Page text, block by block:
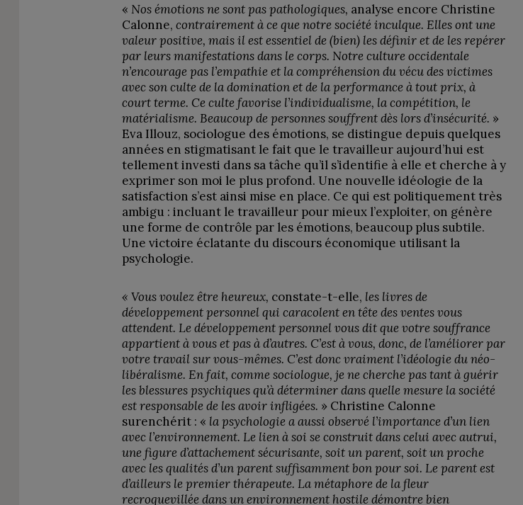
« Nos émotions ne sont pas pathologiques, analyse encore Christine
Calonne, contrairement à ce que notre société inculque. Elles ont une
valeur positive, mais il est essentiel de (bien) les définir et de les repérer
par leurs manifestations dans le corps. Notre culture occidentale
n’encourage pas l’empathie et la compréhension du vécu des victimes
avec son culte de la domination et de la performance à tout prix, à
court terme. Ce culte favorise l’individualisme, la compétition, le
matérialisme. Beaucoup de personnes souffrent dès lors d’insécurité. »
Eva Illouz, sociologue des émotions, se distingue depuis quelques
années en stigmatisant le fait que le travailleur aujourd’hui est
tellement investi dans sa tâche qu’il s’identifie à elle et cherche à y
exprimer son moi le plus profond. Une nouvelle idéologie de la
satisfaction s’est ainsi mise en place. Ce qui est politiquement très
ambigu : incluant le travailleur pour mieux l’exploiter, on génère
une forme de contrôle par les émotions, beaucoup plus subtile.
Une victoire éclatante du discours économique utilisant la
psychologie.
« Vous voulez être heureux, constate-t-elle, les livres de
développement personnel qui caracolent en tête des ventes vous
attendent. Le développement personnel vous dit que votre souffrance
appartient à vous et pas à d’autres. C’est à vous, donc, de l’améliorer par
votre travail sur vous-mêmes. C’est donc vraiment l’idéologie du néo-
libéralisme. En fait, comme sociologue, je ne cherche pas tant à guérir
les blessures psychiques qu’à déterminer dans quelle mesure la société
est responsable de les avoir infligées. » Christine Calonne
surenchérit : « la psychologie a aussi observé l’importance d’un lien
avec l’environnement. Le lien à soi se construit dans celui avec autrui,
une figure d’attachement sécurisante, soit un parent, soit un proche
avec les qualités d’un parent suffisamment bon pour soi. Le parent est
d’ailleurs le premier thérapeute. La métaphore de la fleur
recroquevillée dans un environnement hostile démontre bien